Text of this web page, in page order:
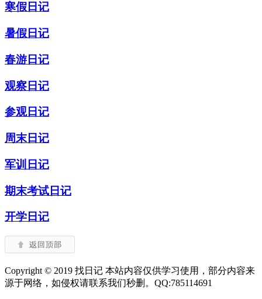
寒假日记
暑假日记
春游日记
观察日记
参观日记
周末日记
军训日记
期末考试日记
开学日记
Copyright © 2019 找日记 本站内容仅供学习使用，部分内容来
源于网络，如侵权请联系我们秒删。QQ:785114691